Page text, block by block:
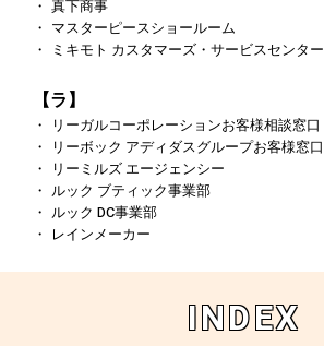
真下商事
マスターピースショールーム
ミキモト カスタマーズ・サービスセンター
【ラ】
リーガルコーポレーションお客様相談窓口
リーボック アディダスグループお客様窓口
リーミルズ エージェンシー
ルック ブティック事業部
ルック DC事業部
レインメーカー
INDEX